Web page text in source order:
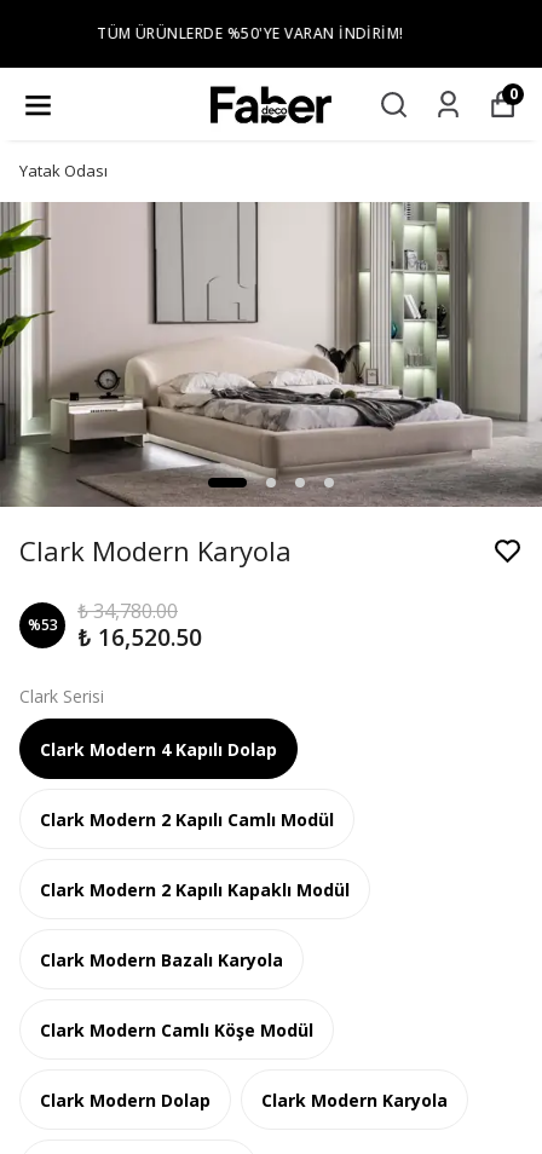
TÜM ŞEHIR MERKEZLERINE ÜCRETSIZ TESLIMAT VE
KURULUM
0
Yatak Odası
Clark Modern Karyola
%53
₺ 34,780.00
₺ 16,520.50
Clark Serisi
Clark Modern 4 Kapılı Dolap
Clark Modern 2 Kapılı Camlı Modül
Clark Modern 2 Kapılı Kapaklı Modül
Clark Modern Bazalı Karyola
Clark Modern Camlı Köşe Modül
Clark Modern Dolap Clark Modern Karyola